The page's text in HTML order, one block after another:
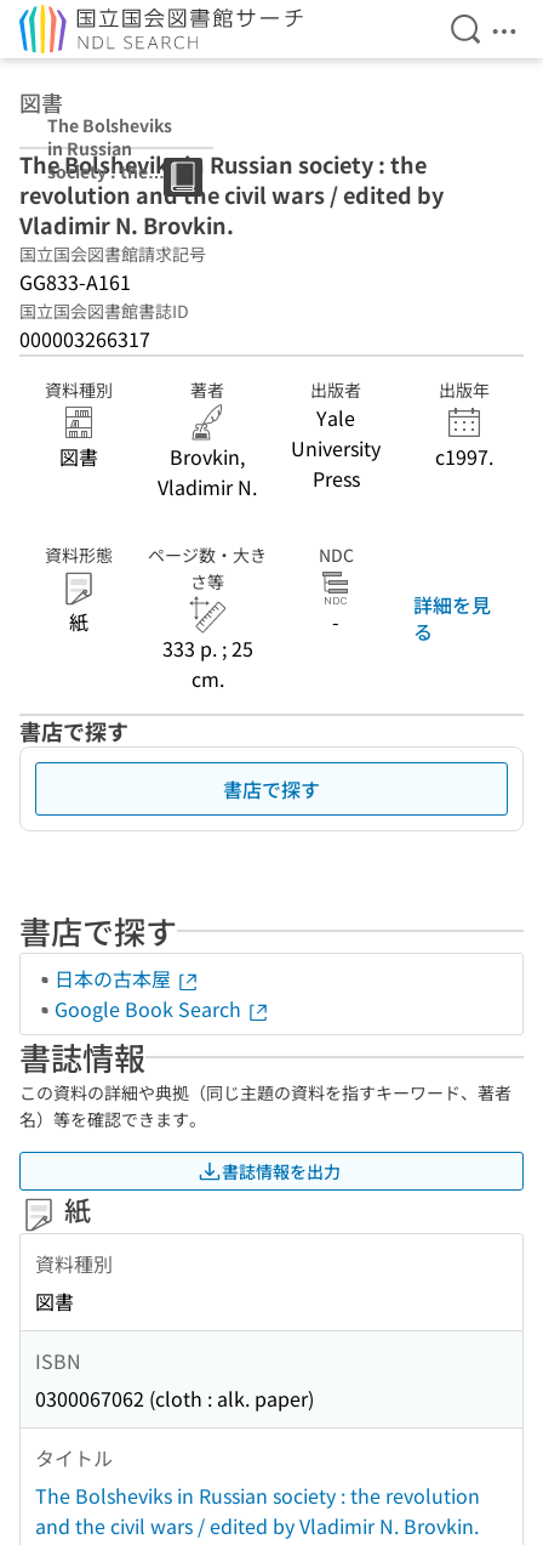
検索を
メ
図書
The Bolsheviks
in Russian
society : the
revolution and
the civil wars /
edited by
Vladimir N.
Brovkin.
The Bolsheviks in Russian society : the
revolution and the civil wars / edited by
Vladimir N. Brovkin.
国立国会図書館請求記号
GG833-A161
国立国会図書館書誌ID
000003266317
資料種別
図書
著者
Brovkin,
Vladimir N.
出版者
Yale
University
Press
出版年
c1997.
資料形態
紙
ページ数・大き
さ等
333 p. ; 25
cm.
NDC
-
詳細を見
る
書店で探す
書店で探す
書店で探す
日本の古本屋
Google Book Search
書誌情報
この資料の詳細や典拠（同じ主題の資料を指すキーワード、著者
名）等を確認できます。
書誌情報を出力
紙
資料種別
図書
ISBN
0300067062 (cloth : alk. paper)
タイトル
The Bolsheviks in Russian society : the revolution
and the civil wars / edited by Vladimir N. Brovkin.